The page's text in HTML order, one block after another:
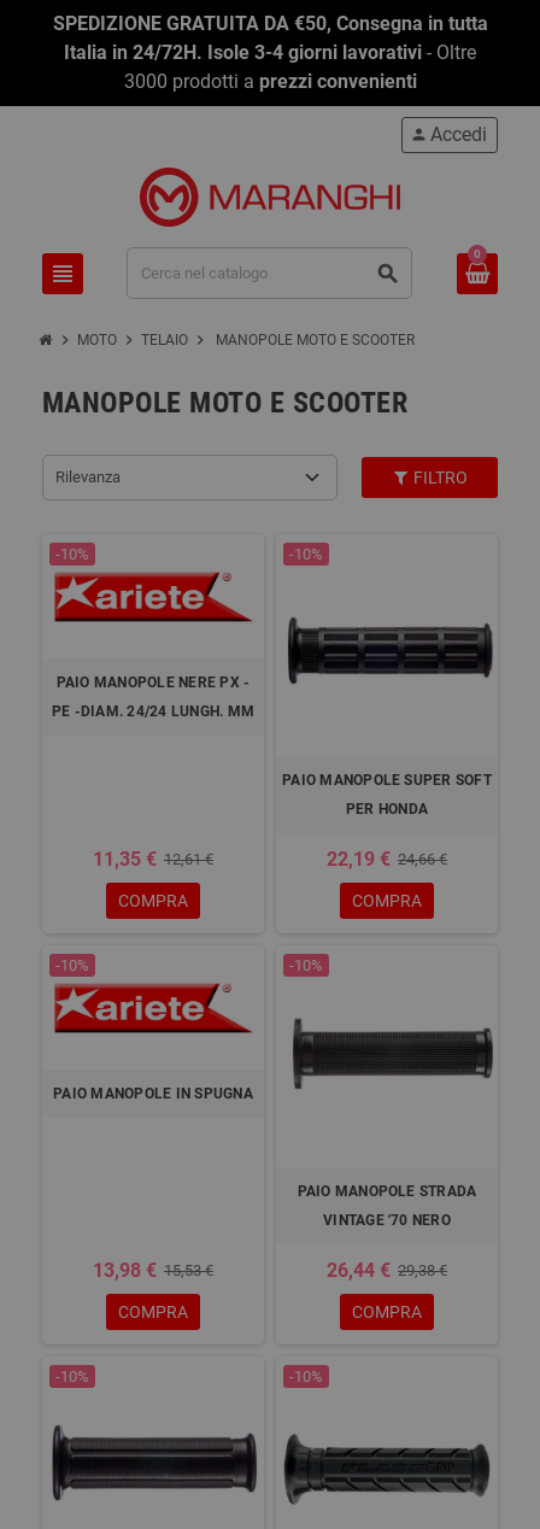
SPEDIZIONE GRATUITA DA €50, Consegna in tutta
Italia in 24/72H. Isole 3-4 giorni lavorativi - Oltre
3000 prodotti a prezzi convenienti
view_headline search
person Accedi
0
chevron_right MOTO chevron_right TELAIO chevron_right MANOPOLE MOTO E SCOOTER
MANOPOLE MOTO E SCOOTER
Rilevanza FILTRO
-10%
PAIO MANOPOLE NERE PX -
PE -DIAM. 24/24 LUNGH. MM
11,35 € 12,61 €
COMPRA
-10%
PAIO MANOPOLE SUPER SOFT
PER HONDA
22,19 € 24,66 €
COMPRA
-10%
PAIO MANOPOLE IN SPUGNA
13,98 € 15,53 €
COMPRA
-10%
PAIO MANOPOLE STRADA
VINTAGE '70 NERO
26,44 € 29,38 €
COMPRA
-10% -10%